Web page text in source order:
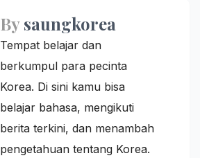
Bysaungkorea
Tempat belajar dan
berkumpul para pecinta
Korea. Di sini kamu bisa
belajar bahasa, mengikuti
berita terkini, dan menambah
pengetahuan tentang Korea.